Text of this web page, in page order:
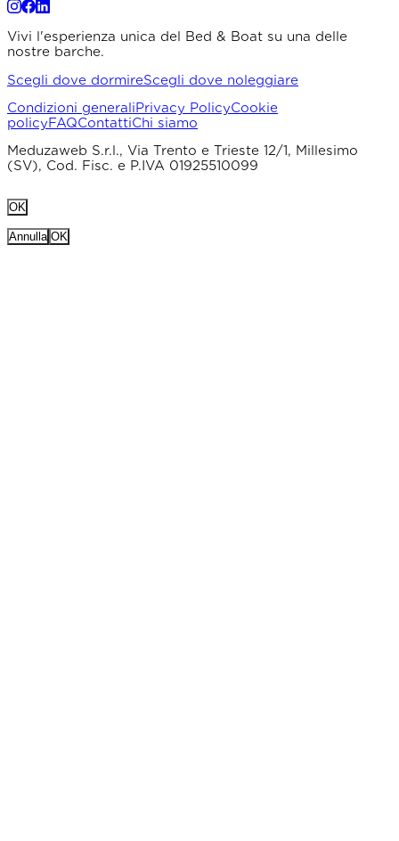
Vivi l'esperienza unica del Bed & Boat su una delle
nostre barche.
Scegli dove dormireScegli dove noleggiare
Condizioni generaliPrivacy PolicyCookie
policyFAQContattiChi siamo
Meduzaweb S.r.l., Via Trento e Trieste 12/1, Millesimo
(SV), Cod. Fisc. e P.IVA 01925510099
OK
Annulla OK